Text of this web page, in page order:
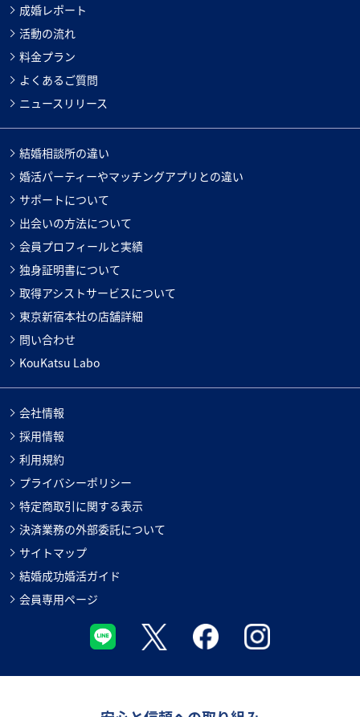
成婚レポート
活動の流れ
料金プラン
よくあるご質問
ニュースリリース
結婚相談所の違い
婚活パーティーやマッチングアプリとの違い
サポートについて
出会いの方法について
会員プロフィールと実績
独身証明書について
取得アシストサービスについて
東京新宿本社の店舗詳細
問い合わせ
KouKatsu Labo
会社情報
採用情報
利用規約
プライバシーポリシー
特定商取引に関する表示
決済業務の外部委託について
サイトマップ
結婚成功婚活ガイド
会員専用ページ